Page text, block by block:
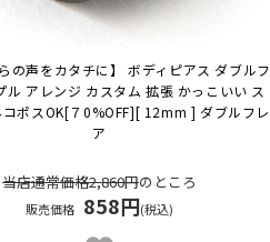
の声をカタチに】 ボディピアス ダブルフ
ル アレンジ カスタム 拡張 かっこいい ス
ポスOK[７0%OFF][ 12mm ] ダブルフレ
ア
当店通常価格2,860円のところ
販売価格 858円(税込)